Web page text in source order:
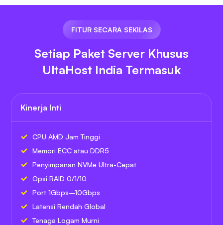
FITUR SECARA SEKILAS
Setiap Paket Server Khusus
UltaHost India Termasuk
Kinerja Inti
CPU AMD Jam Tinggi
Memori ECC atau DDR5
Penyimpanan NVMe Ultra-Cepat
Opsi RAID 0/1/10
Port 1Gbps–10Gbps
Latensi Rendah Global
Tenaga Logam Murni